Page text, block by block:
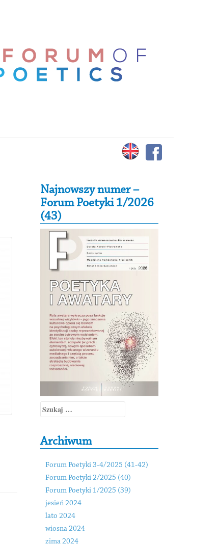
Secondary Sidebar
Najnowszy numer –
Forum Poetyki 1/2026
(43)
Szukaj:
Archiwum
Forum Poetyki 3-4/2025 (41-42)
Forum Poetyki 2/2025 (40)
Forum Poetyki 1/2025 (39)
jesień 2024
lato 2024
wiosna 2024
zima 2024